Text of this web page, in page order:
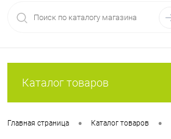
Каталог товаров
Главная страница • Каталог товаров •